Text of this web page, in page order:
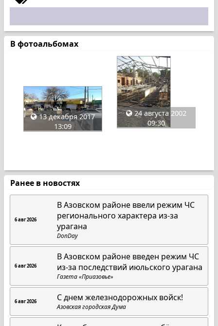
В фотоальбомах
13 декабря 2017
13:09
24 августа 2002
09:30
Ранее в новостях
6 авг 2026
В Азовском районе ввели режим ЧС
регионального характера из-за
урагана
DonDay
6 авг 2026
В Азовском районе введен режим ЧС
из-за последствий июльского урагана
Газета «Приазовье»
6 авг 2026 С днем железнодорожных войск!
Азовская городская Дума